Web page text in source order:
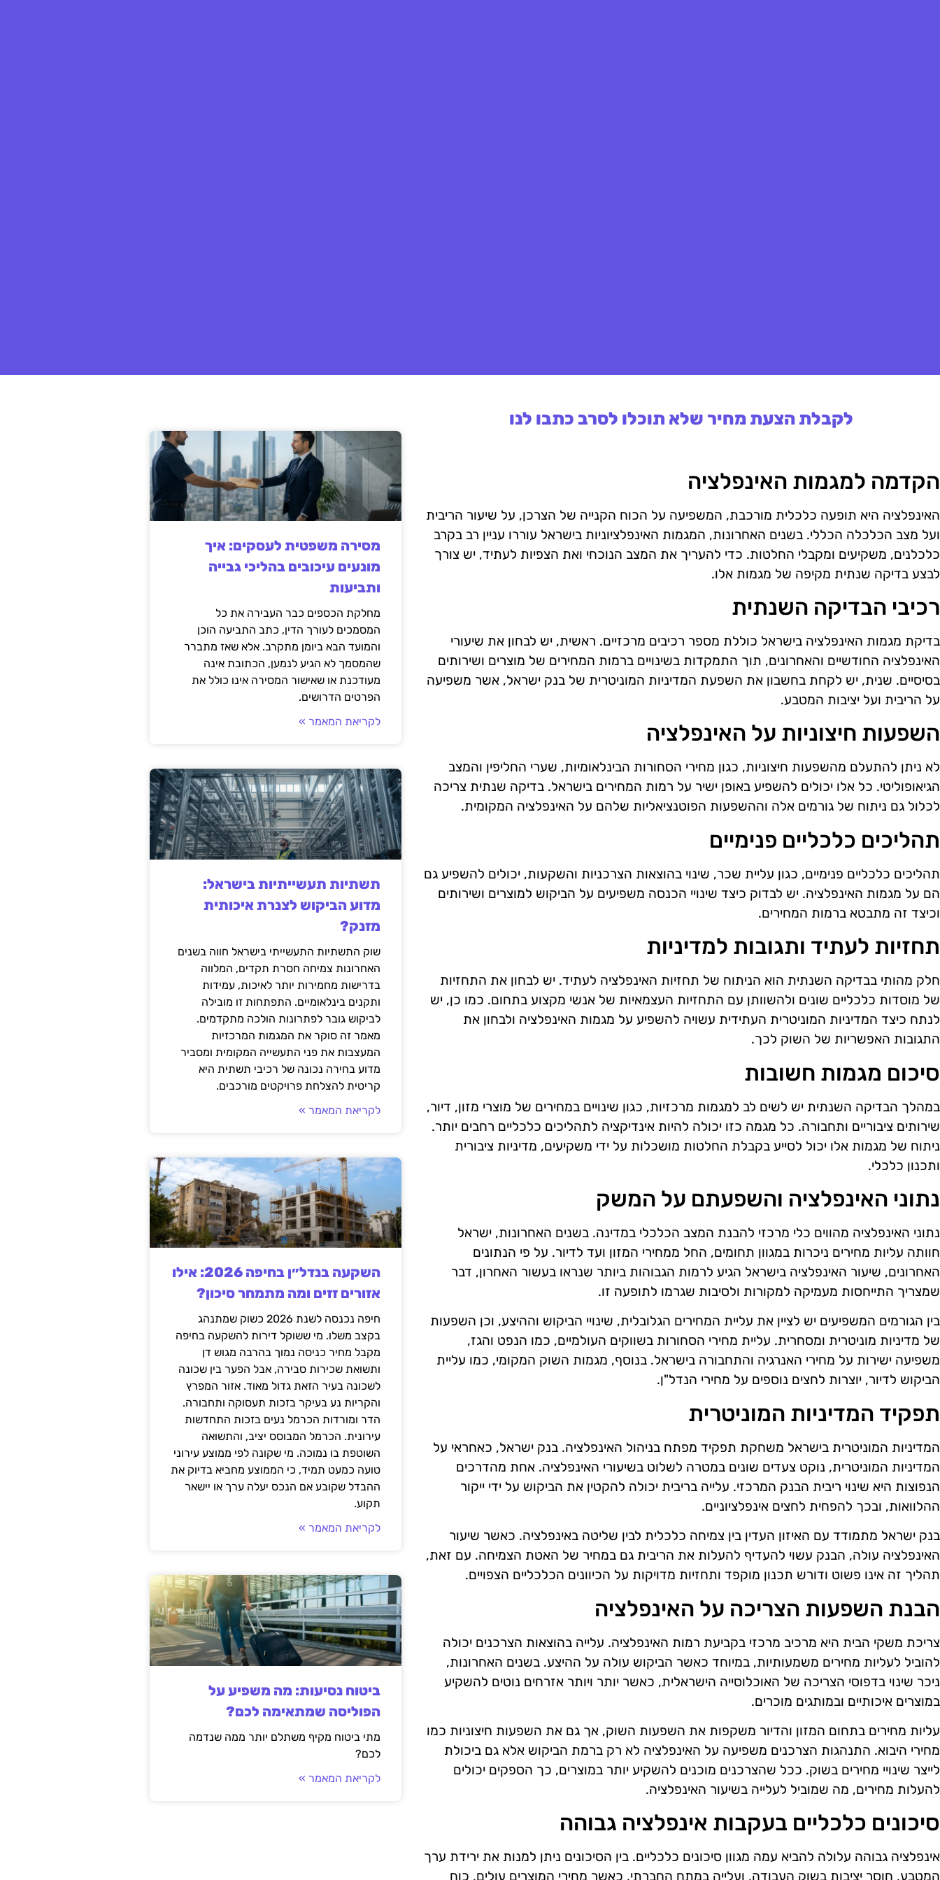
לקבלת הצעת מחיר שלא תוכלו לסרב כתבו לנו
הקדמה למגמות האינפלציה
האינפלציה היא תופעה כלכלית מורכבת, המשפיעה על הכוח הקנייה של הצרכן, על שיעור הריבית
ועל מצב הכלכלה הכללי. בשנים האחרונות, המגמות האינפלציוניות בישראל עוררו עניין רב בקרב
כלכלנים, משקיעים ומקבלי החלטות. כדי להעריך את המצב הנוכחי ואת הצפיות לעתיד, יש צורך
לבצע בדיקה שנתית מקיפה של מגמות אלו.
רכיבי הבדיקה השנתית
בדיקת מגמות האינפלציה בישראל כוללת מספר רכיבים מרכזיים. ראשית, יש לבחון את שיעורי
האינפלציה החודשיים והאחרונים, תוך התמקדות בשינויים ברמות המחירים של מוצרים ושירותים
בסיסיים. שנית, יש לקחת בחשבון את השפעת המדיניות המוניטרית של בנק ישראל, אשר משפיעה
על הריבית ועל יציבות המטבע.
השפעות חיצוניות על האינפלציה
לא ניתן להתעלם מהשפעות חיצוניות, כגון מחירי הסחורות הבינלאומיות, שערי החליפין והמצב
הגיאופוליטי. כל אלו יכולים להשפיע באופן ישיר על רמות המחירים בישראל. בדיקה שנתית צריכה
לכלול גם ניתוח של גורמים אלה וההשפעות הפוטנציאליות שלהם על האינפלציה המקומית.
תהליכים כלכליים פנימיים
תהליכים כלכליים פנימיים, כגון עליית שכר, שינוי בהוצאות הצרכניות והשקעות, יכולים להשפיע גם
הם על מגמות האינפלציה. יש לבדוק כיצד שינויי הכנסה משפיעים על הביקוש למוצרים ושירותים
וכיצד זה מתבטא ברמות המחירים.
תחזיות לעתיד ותגובות למדיניות
חלק מהותי בבדיקה השנתית הוא הניתוח של תחזיות האינפלציה לעתיד. יש לבחון את התחזיות
של מוסדות כלכליים שונים ולהשוותן עם התחזיות העצמאיות של אנשי מקצוע בתחום. כמו כן, יש
לנתח כיצד המדיניות המוניטרית העתידית עשויה להשפיע על מגמות האינפלציה ולבחון את
התגובות האפשריות של השוק לכך.
סיכום מגמות חשובות
במהלך הבדיקה השנתית יש לשים לב למגמות מרכזיות, כגון שינויים במחירים של מוצרי מזון, דיור,
שירותים ציבוריים ותחבורה. כל מגמה כזו יכולה להיות אינדיקציה לתהליכים כלכליים רחבים יותר.
ניתוח של מגמות אלו יכול לסייע בקבלת החלטות מושכלות על ידי משקיעים, מדיניות ציבורית
ותכנון כלכלי.
נתוני האינפלציה והשפעתם על המשק
נתוני האינפלציה מהווים כלי מרכזי להבנת המצב הכלכלי במדינה. בשנים האחרונות, ישראל
חוותה עליות מחירים ניכרות במגוון תחומים, החל ממחירי המזון ועד לדיור. על פי הנתונים
האחרונים, שיעור האינפלציה בישראל הגיע לרמות הגבוהות ביותר שנראו בעשור האחרון, דבר
שמצריך התייחסות מעמיקה למקורות ולסיבות שגרמו לתופעה זו.
בין הגורמים המשפיעים יש לציין את עליית המחירים הגלובלית, שינויי הביקוש וההיצע, וכן השפעות
של מדיניות מוניטרית ומסחרית. עליית מחירי הסחורות בשווקים העולמיים, כמו הנפט והגז,
משפיעה ישירות על מחירי האנרגיה והתחבורה בישראל. בנוסף, מגמות השוק המקומי, כמו עליית
הביקוש לדיור, יוצרות לחצים נוספים על מחירי הנדל"ן.
תפקיד המדיניות המוניטרית
המדיניות המוניטרית בישראל משחקת תפקיד מפתח בניהול האינפלציה. בנק ישראל, כאחראי על
המדיניות המוניטרית, נוקט צעדים שונים במטרה לשלוט בשיעורי האינפלציה. אחת מהדרכים
הנפוצות היא שינוי ריבית הבנק המרכזי. עלייה בריבית יכולה להקטין את הביקוש על ידי ייקור
ההלוואות, ובכך להפחית לחצים אינפלציוניים.
בנק ישראל מתמודד עם האיזון העדין בין צמיחה כלכלית לבין שליטה באינפלציה. כאשר שיעור
האינפלציה עולה, הבנק עשוי להעדיף להעלות את הריבית גם במחיר של האטת הצמיחה. עם זאת,
תהליך זה אינו פשוט ודורש תכנון מוקפד ותחזיות מדויקות על הכיוונים הכלכליים הצפויים.
הבנת השפעות הצריכה על האינפלציה
צריכת משקי הבית היא מרכיב מרכזי בקביעת רמות האינפלציה. עלייה בהוצאות הצרכנים יכולה
להוביל לעליות מחירים משמעותיות, במיוחד כאשר הביקוש עולה על ההיצע. בשנים האחרונות,
ניכר שינוי בדפוסי הצריכה של האוכלוסייה הישראלית, כאשר יותר ויותר אזרחים נוטים להשקיע
במוצרים איכותיים ובמותגים מוכרים.
עליות מחירים בתחום המזון והדיור משקפות את השפעות השוק, אך גם את השפעות חיצוניות כמו
מחירי היבוא. התנהגות הצרכנים משפיעה על האינפלציה לא רק ברמת הביקוש אלא גם ביכולת
לייצר שינויי מחירים בשוק. ככל שהצרכנים מוכנים להשקיע יותר במוצרים, כך הספקים יכולים
להעלות מחירים, מה שמוביל לעלייה בשיעור האינפלציה.
סיכונים כלכליים בעקבות אינפלציה גבוהה
אינפלציה גבוהה עלולה להביא עמה מגוון סיכונים כלכליים. בין הסיכונים ניתן למנות את ירידת ערך
המטבע, חוסר יציבות בשוק העבודה, ועלייה במתח החברתי. כאשר מחירי המוצרים עולים, כוח
מסירה משפטית לעסקים: איך
מונעים עיכובים בהליכי גבייה
ותביעות
מחלקת הכספים כבר העבירה את כל
המסמכים לעורך הדין, כתב התביעה הוכן
והמועד הבא ביומן מתקרב. אלא שאז מתברר
שהמסמך לא הגיע לנמען, הכתובת אינה
מעודכנת או שאישור המסירה אינו כולל את
הפרטים הדרושים.
לקריאת המאמר »
תשתיות תעשייתיות בישראל:
מדוע הביקוש לצנרת איכותית
מזנק?
שוק התשתיות התעשייתי בישראל חווה בשנים
האחרונות צמיחה חסרת תקדים, המלווה
בדרישות מחמירות יותר לאיכות, עמידות
ותקנים בינלאומיים. התפתחות זו מובילה
לביקוש גובר לפתרונות הולכה מתקדמים.
מאמר זה סוקר את המגמות המרכזיות
המעצבות את פני התעשייה המקומית ומסביר
מדוע בחירה נכונה של רכיבי תשתית היא
קריטית להצלחת פרויקטים מורכבים.
לקריאת המאמר »
השקעה בנדל״ן בחיפה 2026: אילו
אזורים זזים ומה מתמחר סיכון?
חיפה נכנסה לשנת 2026 כשוק שמתנהג
בקצב משלו. מי ששוקל דירות להשקעה בחיפה
מקבל מחיר כניסה נמוך בהרבה מגוש דן
ותשואת שכירות סבירה, אבל הפער בין שכונה
לשכונה בעיר הזאת גדול מאוד. אזור המפרץ
והקריות נע בעיקר בזכות תעסוקה ותחבורה.
הדר ומורדות הכרמל נעים בזכות התחדשות
עירונית. הכרמל המבוסס יציב, והתשואה
השוטפת בו נמוכה. מי שקונה לפי ממוצע עירוני
טועה כמעט תמיד, כי הממוצע מחביא בדיוק את
ההבדל שקובע אם הנכס יעלה ערך או יישאר
תקוע.
לקריאת המאמר »
ביטוח נסיעות: מה משפיע על
הפוליסה שמתאימה לכם?
מתי ביטוח מקיף משתלם יותר ממה שנדמה
לכם?
לקריאת המאמר »